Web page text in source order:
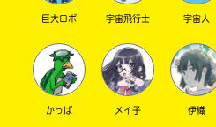
キーワード
巨大ロボ 宇宙飛行士 宇宙人
かっぱ メイ子 伊織